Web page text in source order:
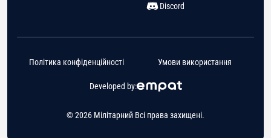
Discord
© 2026 Мілітарний Всі права захищені.
Developed by:
Політика конфіденційності Умови використання